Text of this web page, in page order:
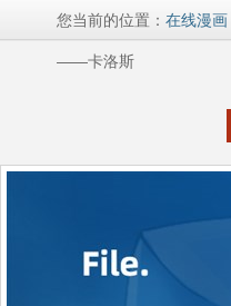
您当前的位置：在线漫画
——卡洛斯